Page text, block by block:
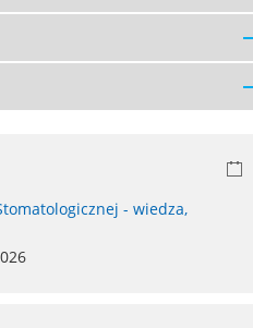
- wiedza,